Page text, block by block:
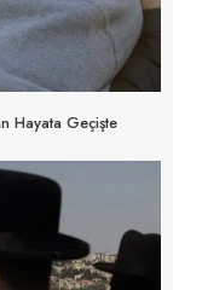
Hayata Geçişte